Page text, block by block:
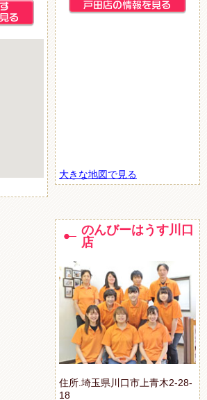
大きな地図で見る
のんびーはうす川口
店
住所.埼玉県川口市上青木2-28-
18